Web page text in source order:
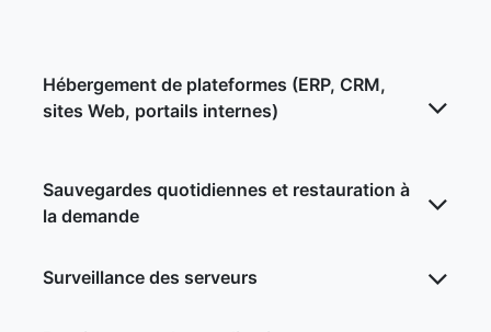
Hébergement de plateformes (ERP, CRM,
sites Web, portails internes)
Sauvegardes quotidiennes et restauration à
la demande
Surveillance des serveurs